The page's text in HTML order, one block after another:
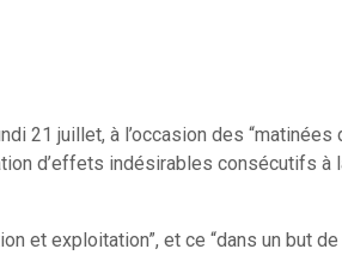
21 juillet, à l’occasion des “matinées
d’effets indésirables consécutifs à
et exploitation”, et ce “dans un but